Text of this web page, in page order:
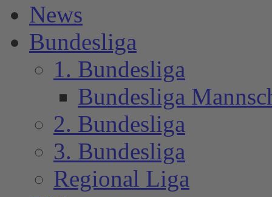
News
Bundesliga
1. Bundesliga
Bundesliga
2. Bundesliga
3. Bundesliga
Regional Liga